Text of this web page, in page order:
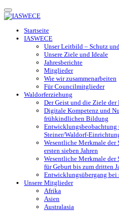
Toggle
navigation
Startseite
IASWECE
Unser Leitbild – Schutz
Unsere Ziele und Ideale
Jahresberichte
Mitglieder
Wie wir zusammenarbeiten
Für Councilmitglieder
Waldorferziehung
Der Geist und die Ziele der
Digitale Kompetenz und
frühkindlichen Bildung
Steiner/Waldorf-
Wesentliche Merkmale
ersten sieben Jahren
Wesentliche Merkmale
für Geburt bis zum dritten
Entwicklungsübergang bei
Unsere Mitglieder
Afrika
Asien
Australasia